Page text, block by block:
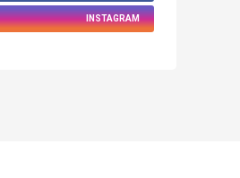
INSTAGRAM